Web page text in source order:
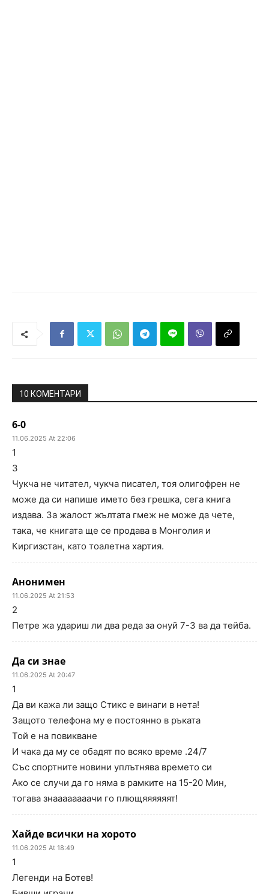
10 КОМЕНТАРИ
6-0
11.06.2025 At 22:06
1
3
Чукча не читател, чукча писател, тоя олигофрен не
може да си напише името без грешка, сега книга
издава. За жалост жълтата гмеж не може да чете,
така, че книгата ще се продава в Монголия и
Киргизстан, като тоалетна хартия.
Анонимен
11.06.2025 At 21:53
2
Петре жа удариш ли два реда за онуй 7-3 ва да тейба.
Да си знае
11.06.2025 At 20:47
1
Да ви кажа ли защо Стикс е винаги в нета!
Защото телефона му е постоянно в ръката
Той е на повикване
И чака да му се обадят по всяко време .24/7
Със спортните новини уплътнява времето си
Ако се случи да го няма в рамките на 15-20 Мин,
тогава знаааааааачи го плющяяяяяят!
Хайде всички на хорото
11.06.2025 At 18:49
1
Легенди на Ботев!